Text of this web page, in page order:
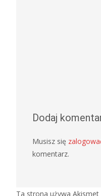
Dodaj
Musisz się
komentarz.
Ta strona używa